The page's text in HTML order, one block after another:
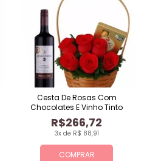
COMPRAR
3x de R$ 88,91
R$266,72
Cesta De Rosas Com
Chocolates E Vinho Tinto